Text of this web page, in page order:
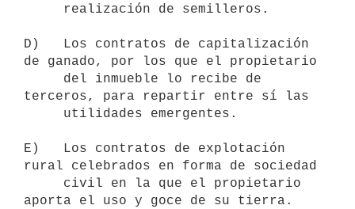
D)   Los contratos de capitalización
de ganado, por los que el propietario
terceros, para repartir entre sí las
E)   Los contratos de explotación
rural celebrados en forma de sociedad
aporta el uso y goce de su tierra.